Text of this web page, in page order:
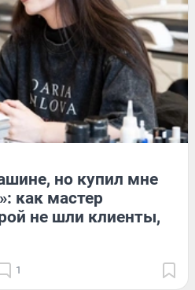
но купил мне
как мастер
не шли клиенты,
1